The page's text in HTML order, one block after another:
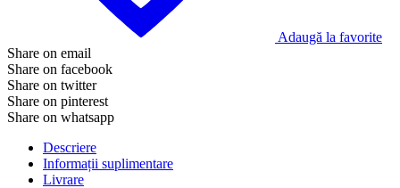
Adaugă la favorite
Share on email
Share on facebook
Share on twitter
Share on pinterest
Share on whatsapp
Descriere
Informații suplimentare
Livrare